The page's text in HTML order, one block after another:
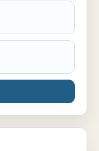
/ chauffør